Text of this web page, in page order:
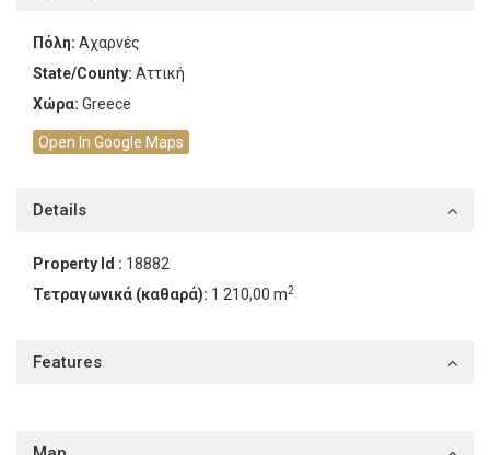
Πόλη: Αχαρνές
State/County: Αττική
Χώρα: Greece
Open In Google Maps
Details
Property Id : 18882
Τετραγωνικά (καθαρά): 1 210,00 m2
Features